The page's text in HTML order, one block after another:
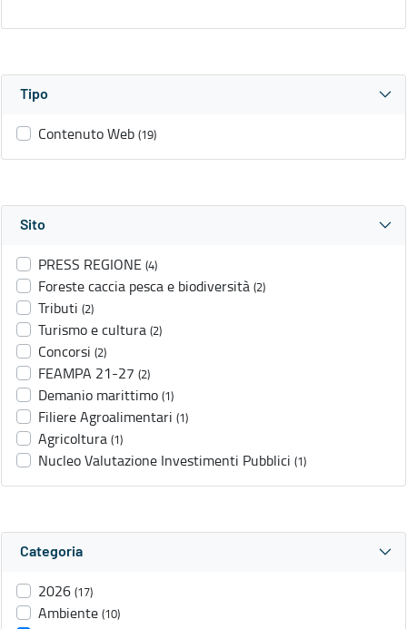
Tipo
Contenuto Web (19)
Sito
PRESS REGIONE (4)
Foreste caccia pesca e biodiversità (2)
Tributi (2)
Turismo e cultura (2)
Concorsi (2)
FEAMPA 21-27 (2)
Demanio marittimo (1)
Filiere Agroalimentari (1)
Agricoltura (1)
Nucleo Valutazione Investimenti Pubblici (1)
Categoria
2026 (17)
Ambiente (10)